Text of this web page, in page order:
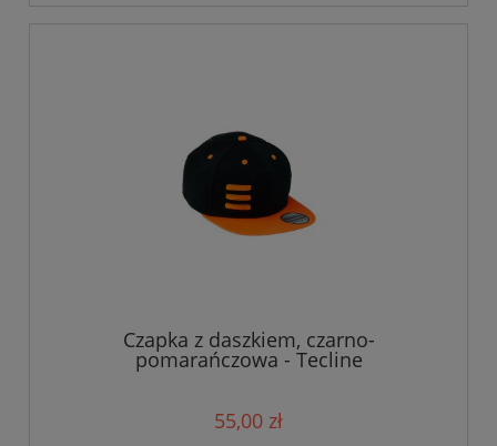
Czapka z daszkiem, czarno-
pomarańczowa - Tecline
55,00 zł